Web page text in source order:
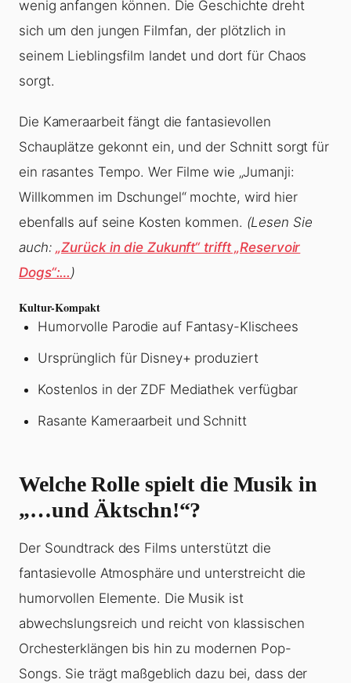
wenig anfangen können. Die Geschichte dreht
sich um den jungen Filmfan, der plötzlich in
seinem Lieblingsfilm landet und dort für Chaos
sorgt.
Die Kameraarbeit fängt die fantasievollen
Schauplätze gekonnt ein, und der Schnitt sorgt für
ein rasantes Tempo. Wer Filme wie „Jumanji:
Willkommen im Dschungel“ mochte, wird hier
ebenfalls auf seine Kosten kommen. (Lesen Sie
auch:„Zurück in die Zukunft“ trifft „Reservoir
Dogs“:…)
Kultur-Kompakt
Humorvolle Parodie auf Fantasy-Klischees
Ursprünglich für Disney+ produziert
Kostenlos in der ZDF Mediathek verfügbar
Rasante Kameraarbeit und Schnitt
Welche Rolle spielt die Musik in
„…und Äktschn!“?
Der Soundtrack des Films unterstützt die
fantasievolle Atmosphäre und unterstreicht die
humorvollen Elemente. Die Musik ist
abwechslungsreich und reicht von klassischen
Orchesterklängen bis hin zu modernen Pop-
Songs. Sie trägt maßgeblich dazu bei, dass der